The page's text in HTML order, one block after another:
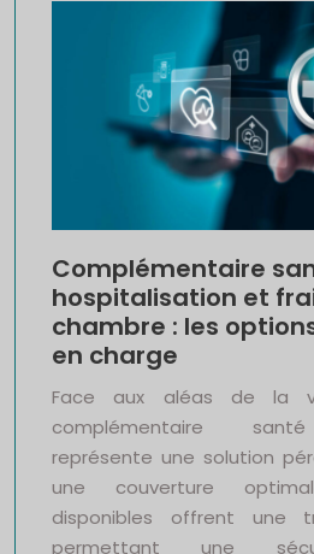
Complémentaire
hospitalisation et
chambre : les
en charge
Face aux aléas de la
complémentaire
représente une solution
une couverture
disponibles offrent une
permettant une